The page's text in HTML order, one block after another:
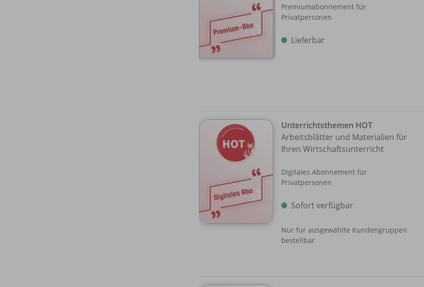
Premiumabonnement für
Privatpersonen
Lieferbar
Unterrichtsthemen HOT
Arbeitsblätter und Materialien für
Ihren Wirtschaftsunterricht
Digitales Abonnement für
Privatpersonen
Sofort verfügbar
Nur für ausgewählte Kundengruppen
bestellbar